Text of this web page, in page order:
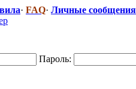
· FAQ· Личные сообщения
Пароль: